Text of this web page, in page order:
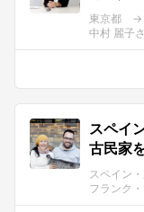
東京都
中村 麗子
スペイ
古民家
スペイン
フランク